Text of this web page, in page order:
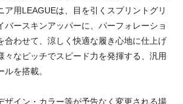
ア用LEAGUEは、目を引くスプリントグリ
バースキンアッパーに、パーフォレーショ
合わせて、涼しく快適な履き心地に仕上げ
々なピッチでスピード力を発揮する、汎用
を搭載。
イン・カラー等が予告なく変更される場